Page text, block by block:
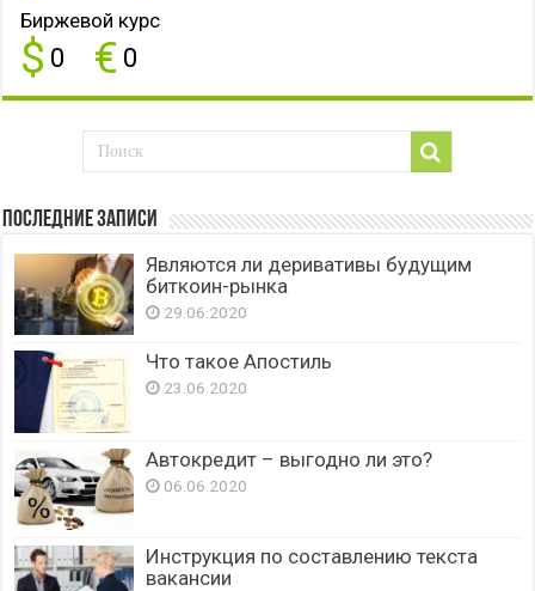
Биржевой курс
$ 0 € 0
Последние записи
Являются ли деривативы будущим
биткоин-рынка
29.06.2020
Что такое Апостиль
23.06.2020
Автокредит – выгодно ли это?
06.06.2020
Инструкция по составлению текста
вакансии